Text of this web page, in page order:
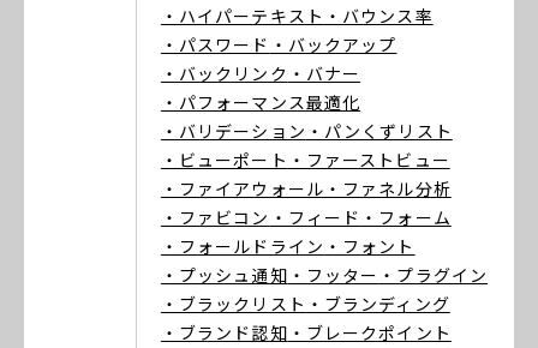
・ハイパーテキスト ・バウンス率
・パスワード ・バックアップ
・バックリンク ・バナー
・パフォーマンス最適化
・バリデーション ・パンくずリスト
・ビューポート ・ファーストビュー
・ファイアウォール ・ファネル分析
・ファビコン ・フィード ・フォーム
・フォールドライン ・フォント
・プッシュ通知 ・フッター ・プラグイン
・ブラックリスト ・ブランディング
・ブランド認知 ・ブレークポイント